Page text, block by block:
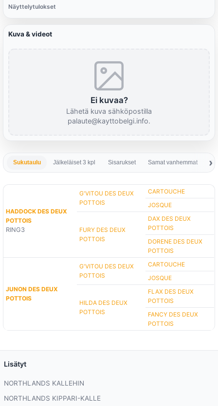
Näyttelytulokset
Kuva & videot
Ei kuvaa?
Lähetä kuva sähköpostilla
palaute@kayttobelgi.info.
Sukutaulu Jälkeläiset 3 kpl Sisarukset Samat vanhemmat
HADDOCK DES DEUX
POTTOIS
RING3
G'VITOU DES DEUX
POTTOIS
CARTOUCHE
JOSQUE
FURY DES DEUX
POTTOIS
DAX DES DEUX
POTTOIS
DORENE DES DEUX
POTTOIS
JUNON DES DEUX
POTTOIS
G'VITOU DES DEUX
POTTOIS
CARTOUCHE
JOSQUE
HILDA DES DEUX
POTTOIS
FLAX DES DEUX
POTTOIS
FANCY DES DEUX
POTTOIS
Lisätyt
NORTHLANDS KALLEHIN
NORTHLANDS KIPPARI-KALLE